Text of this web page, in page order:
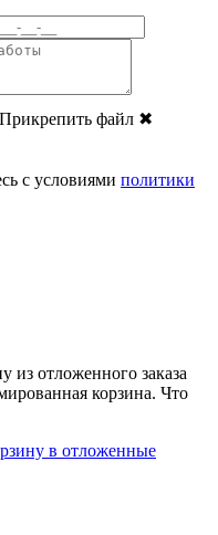
Прикрепить файл ✖
с условиями политики
из отложенного заказа
корзина. Что
в отложенные